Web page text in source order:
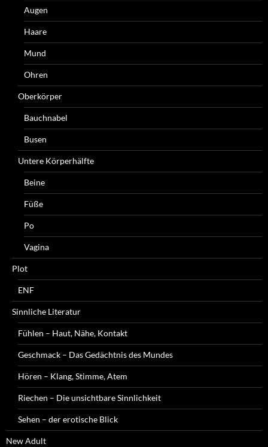
Augen
Haare
Mund
Ohren
Oberkörper
Bauchnabel
Busen
Untere Körperhälfte
Beine
Füße
Po
Vagina
Plot
ENF
Sinnliche Literatur
Fühlen – Haut, Nähe, Kontakt
Geschmack – Das Gedächtnis des Mundes
Hören – Klang, Stimme, Atem
Riechen – Die unsichtbare Sinnlichkeit
Sehen – der erotische Blick
New Adult